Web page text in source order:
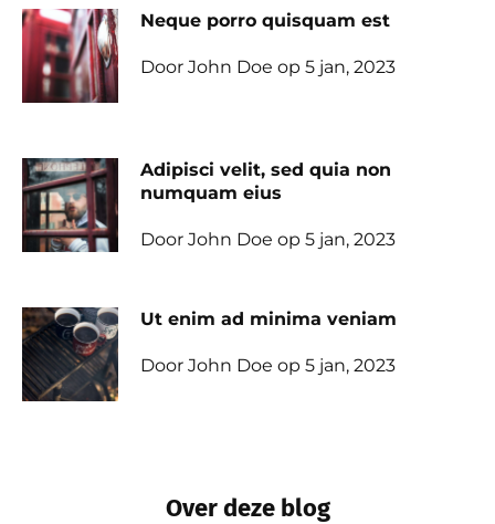
Neque porro quisquam est
Door John Doe op 5 jan, 2023
Adipisci velit, sed quia non
numquam eius
Door John Doe op 5 jan, 2023
Ut enim ad minima veniam
Door John Doe op 5 jan, 2023
Over deze blog